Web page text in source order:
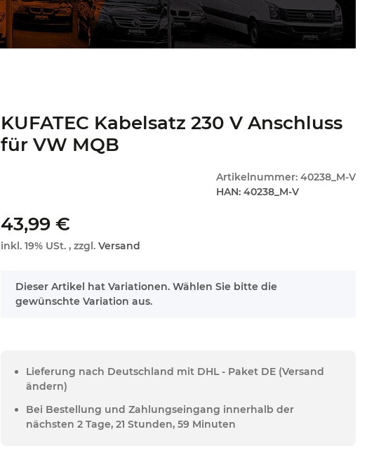
KUFATEC Kabelsatz 230 V Anschluss
für VW MQB
Artikelnummer: 40238_M-V
HAN: 40238_M-V
43,99 €
inkl. 19% USt. , zzgl.Versand
x
Dieser Artikel hat Variationen. Wählen Sie bitte die
gewünschte Variation aus.
Lieferung nach Deutschland mit DHL - Paket DE (Versand
ändern)
Bei Bestellung und Zahlungseingang innerhalb der
nächsten 2 Tage, 21 Stunden, 59 Minuten